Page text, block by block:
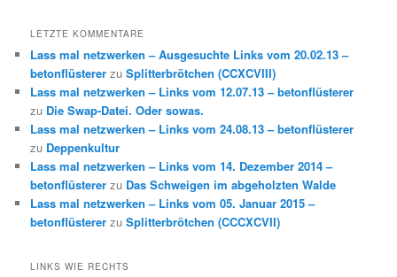
LETZTE KOMMENTARE
Lass mal netzwerken – Ausgesuchte Links vom 20.02.13 –
betonflüsterer zuSplitterbrötchen (CCXCVIII)
Lass mal netzwerken – Links vom 12.07.13 – betonflüsterer
zu Die Swap-Datei. Oder sowas.
Lass mal netzwerken – Links vom 24.08.13 – betonflüsterer
zu Deppenkultur
Lass mal netzwerken – Links vom 14. Dezember 2014 –
betonflüsterer zu Das Schweigen im abgeholzten Walde
Lass mal netzwerken – Links vom 05. Januar 2015 –
betonflüsterer zuSplitterbrötchen (CCCXCVII)
LINKS WIE RECHTS